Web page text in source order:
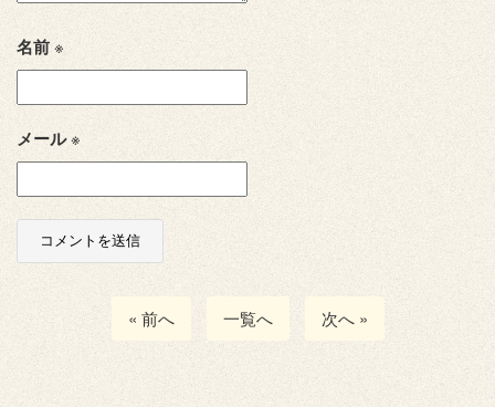
名前※
メール※
« 前へ 一覧へ 次へ »